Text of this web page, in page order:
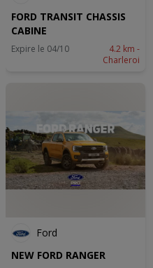
FORD TRANSIT CHASSIS
CABINE
Expire le 04/10
4.2 km -
Charleroi
Ford
NEW FORD RANGER
Partnerlijst (derden)